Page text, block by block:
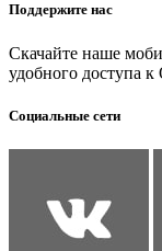
Поддержите нас
Скачайте наше
удобного доступа к
Социальные сети